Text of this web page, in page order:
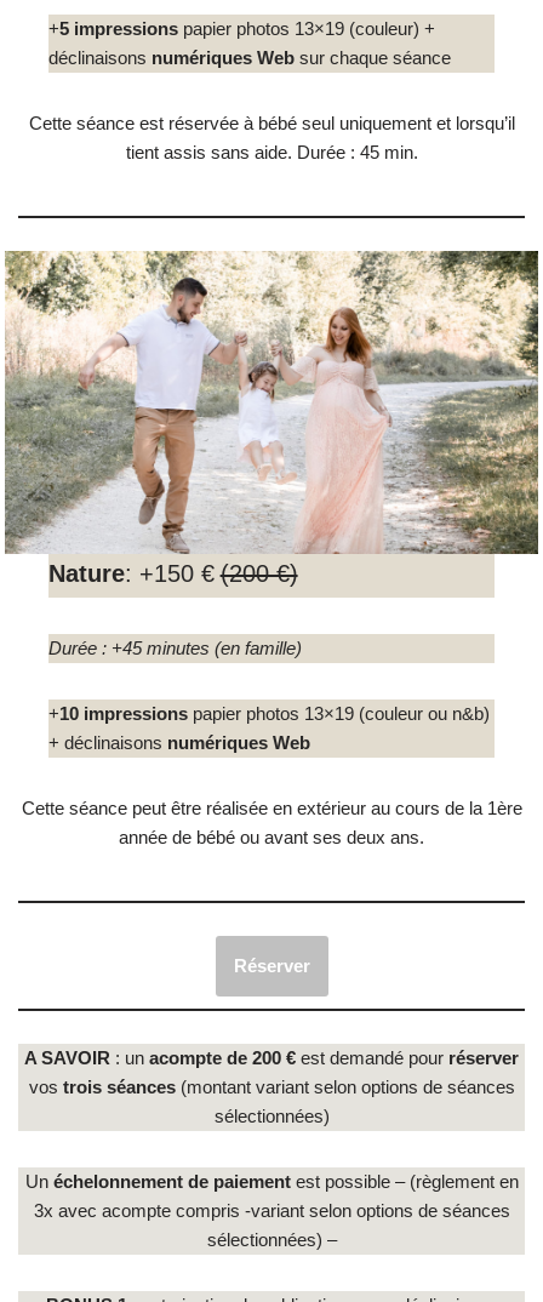
+5 impressionspapier photos 13×19 (couleur) +
déclinaisons numériques Websur chaque séance
Cette séance est réservée à bébé seul uniquement et lorsqu’il
tient assis sans aide. Durée : 45 min.
Nature: +150 € (200 €)
Durée : +45 minutes (en famille)
+10 impressionspapier photos 13×19 (couleur ou n&b)
+ déclinaisons numériques Web
Cette séance peut être réalisée en extérieur au cours de la 1ère
année de bébé ou avant ses deux ans.
Réserver
A SAVOIR : un acompte de 200 € est demandé pour réserver
vos trois séances(montant variant selon options de séances
sélectionnées)
Un échelonnement de paiement est possible – (règlement en
3x avec acompte compris -variant selon options de séances
sélectionnées) –